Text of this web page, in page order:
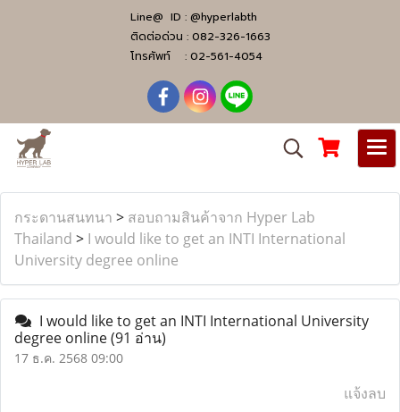
Line@ ID : @hyperlabth
ติดต่อด่วน : 082-326-1663
โทรศัพท์ : 02-561-4054
กระดานสนทนา > สอบถามสินค้าจาก Hyper Lab
Thailand > I would like to get an INTI International
University degree online
I would like to get an INTI International University
degree online(91 อ่าน)
17 ธ.ค. 2568 09:00
แจ้งลบ